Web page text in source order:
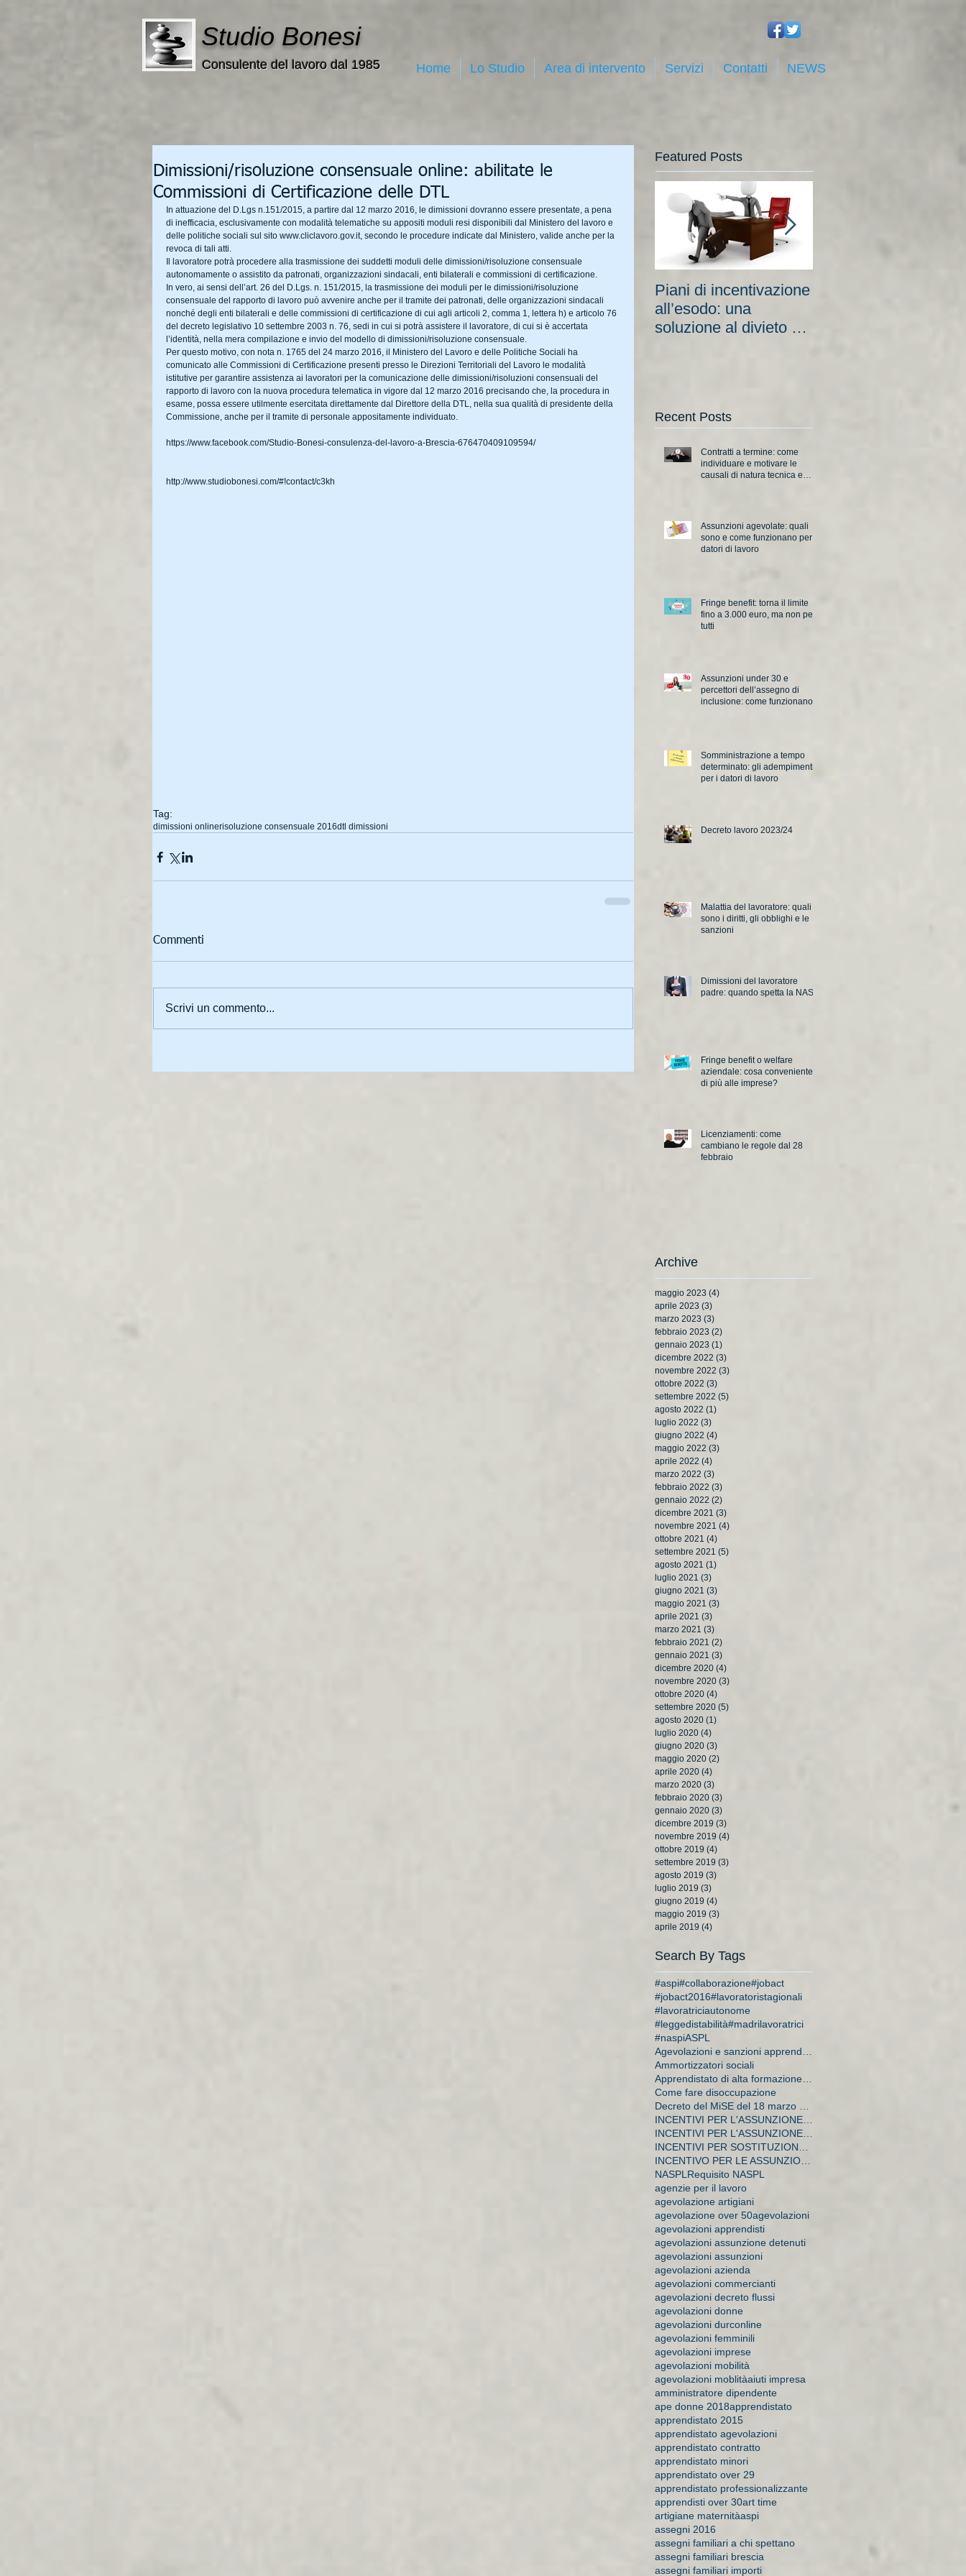
Studio Bonesi
Consulente del lavoro dal 1985 Home Lo Studio Area di intervento Servizi Contatti NEWS
Dimissioni/risoluzione consensuale online: abilitate le
Commissioni di Certificazione delle DTL
In attuazione del D.Lgs n.151/2015, a partire dal 12 marzo 2016, le dimissioni dovranno essere presentate, a pena
di inefficacia, esclusivamente con modalità telematiche su appositi moduli resi disponibili dal Ministero del lavoro e
delle politiche sociali sul sito www.cliclavoro.gov.it, secondo le procedure indicate dal Ministero, valide anche per la
revoca di tali atti.
Il lavoratore potrà procedere alla trasmissione dei suddetti moduli delle dimissioni/risoluzione consensuale
autonomamente o assistito da patronati, organizzazioni sindacali, enti bilaterali e commissioni di certificazione.
In vero, ai sensi dell’art. 26 del D.Lgs. n. 151/2015, la trasmissione dei moduli per le dimissioni/risoluzione
consensuale del rapporto di lavoro può avvenire anche per il tramite dei patronati, delle organizzazioni sindacali
nonché degli enti bilaterali e delle commissioni di certificazione di cui agli articoli 2, comma 1, lettera h) e articolo 76
del decreto legislativo 10 settembre 2003 n. 76, sedi in cui si potrà assistere il lavoratore, di cui si è accertata
l’identità, nella mera compilazione e invio del modello di dimissioni/risoluzione consensuale.
Per questo motivo, con nota n. 1765 del 24 marzo 2016, il Ministero del Lavoro e delle Politiche Sociali ha
comunicato alle Commissioni di Certificazione presenti presso le Direzioni Territoriali del Lavoro le modalità
istitutive per garantire assistenza ai lavoratori per la comunicazione delle dimissioni/risoluzioni consensuali del
rapporto di lavoro con la nuova procedura telematica in vigore dal 12 marzo 2016 precisando che, la procedura in
esame, possa essere utilmente esercitata direttamente dal Direttore della DTL, nella sua qualità di presidente della
Commissione, anche per il tramite di personale appositamente individuato.
https://www.facebook.com/Studio-Bonesi-consulenza-del-lavoro-a-Brescia-676470409109594/
http://www.studiobonesi.com/#!contact/c3kh
Tag:
dimissioni onlinerisoluzione consensuale 2016dtl dimissioni
Commenti
Scrivi un commento...
Featured Posts
Piani di incentivazione
all’esodo: una
soluzione al divieto di
Recent Posts
Contratti a termine: come
individuare e motivare le
causali di natura tecnica e
Assunzioni agevolate: quali
sono e come funzionano per i
datori di lavoro
Fringe benefit: torna il limite
fino a 3.000 euro, ma non per
tutti
Assunzioni under 30 e
percettori dell’assegno di
inclusione: come funzionano i
Somministrazione a tempo
determinato: gli adempimenti
per i datori di lavoro
Decreto lavoro 2023/24
Malattia del lavoratore: quali
sono i diritti, gli obblighi e le
sanzioni
Dimissioni del lavoratore
padre: quando spetta la NASpI
Fringe benefit o welfare
aziendale: cosa conveniente
di più alle imprese?
Licenziamenti: come
cambiano le regole dal 28
febbraio
Archive
maggio 2023 (4)
aprile 2023 (3)
marzo 2023 (3)
febbraio 2023 (2)
gennaio 2023 (1)
dicembre 2022 (3)
novembre 2022 (3)
ottobre 2022 (3)
settembre 2022 (5)
agosto 2022 (1)
luglio 2022 (3)
giugno 2022 (4)
maggio 2022 (3)
aprile 2022 (4)
marzo 2022 (3)
febbraio 2022 (3)
gennaio 2022 (2)
dicembre 2021 (3)
novembre 2021 (4)
ottobre 2021 (4)
settembre 2021 (5)
agosto 2021 (1)
luglio 2021 (3)
giugno 2021 (3)
maggio 2021 (3)
aprile 2021 (3)
marzo 2021 (3)
febbraio 2021 (2)
gennaio 2021 (3)
dicembre 2020 (4)
novembre 2020 (3)
ottobre 2020 (4)
settembre 2020 (5)
agosto 2020 (1)
luglio 2020 (4)
giugno 2020 (3)
maggio 2020 (2)
aprile 2020 (4)
marzo 2020 (3)
febbraio 2020 (3)
gennaio 2020 (3)
dicembre 2019 (3)
novembre 2019 (4)
ottobre 2019 (4)
settembre 2019 (3)
agosto 2019 (3)
luglio 2019 (3)
giugno 2019 (4)
maggio 2019 (3)
aprile 2019 (4)
Search By Tags
#aspi#collaborazione#jobact
#jobact2016#lavoratoristagionali
#lavoratriciautonome
#leggedistabilità#madrilavoratrici
#naspiASPL
Ammortizzatori sociali
Come fare disoccupazione
NASPL Requisito NASPL
agenzie per il lavoro
agevolazione artigiani
agevolazione over 50agevolazioni
agevolazioni apprendisti
agevolazioni assunzione detenuti
agevolazioni assunzioni
agevolazioni azienda
agevolazioni commercianti
agevolazioni decreto flussi
agevolazioni donne
agevolazioni durconline
agevolazioni femminili
agevolazioni imprese
agevolazioni mobilità
agevolazioni moblitàaiuti impresa
amministratore dipendente
ape donne 2018apprendistato
apprendistato 2015
apprendistato agevolazioni
apprendistato contratto
apprendistato minori
apprendistato over 29
apprendistato professionalizzante
apprendisti over 30art time
artigiane maternitàaspi
assegni 2016
assegni familiari a chi spettano
assegni familiari brescia
assegni familiari importi